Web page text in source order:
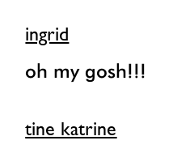
ingrid
oh my gosh!!!
tine katrine